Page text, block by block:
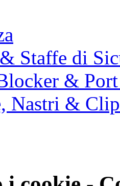
Staffe di
&
Nastri &